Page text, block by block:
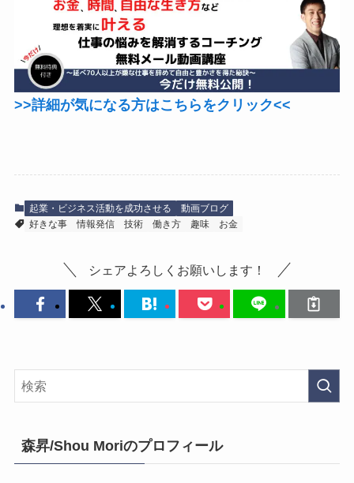
>>詳細が気になる方はこちらをクリック<<
起業・ビジネス活動を成功させる
動画ブログ
好きな事
情報発信 技術 働き方 趣味 お金
シェアよろしくお願いします！
森昇/Shou Moriのプロフィール